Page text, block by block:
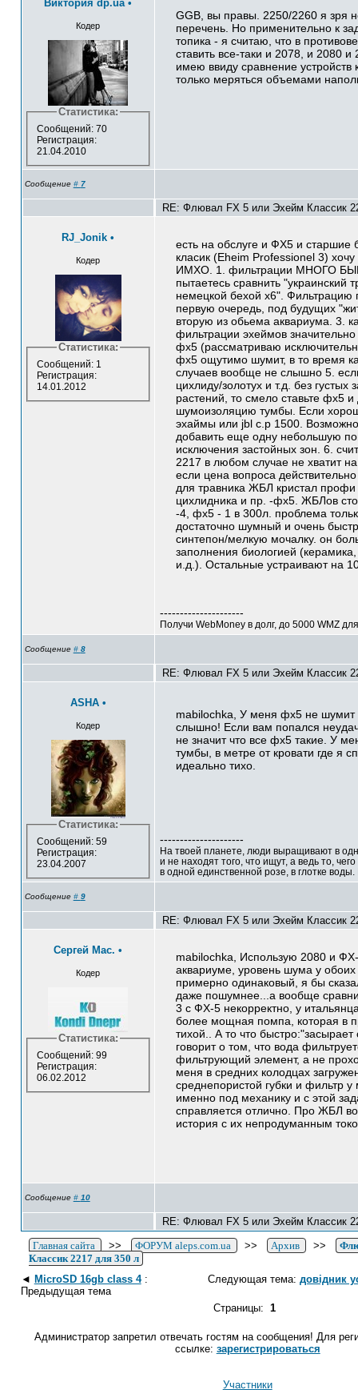
Виктория dp.ua •
Кодер
Статистика:
Сообщений: 70
Регистрация:
21.04.2010
GGB, вы правы. 2250/2260 я зря
перечень. Но применительно к
топика - я считаю, что в
ставить все-таки и 2078, и 2080
имею ввиду сравнение устройств
только меряться объемами
Сообщение # 7
RE: Флювал FX 5 или Эхейм Классик
RJ_Jonik •
Кодер
Статистика:
Сообщений: 1
Регистрация:
14.01.2012
есть на обслуге и ФХ5 и старшие
класик (Eheim Professionel 3) хочу
ИМХО. 1. фильтрации МНОГО
пытаетесь сравнить "украинский
немецкой бехой х6". Фильтрацию
первую очередь, под будущих
вторую из обьема аквариума. 3.
фильтрации эхеймов
фх5 (рассматриваю
фх5 ощутимо шумит, в то время
случаев вообще не слышно 5.
цихлиду/золотух и т.д. без густых
растений, то смело ставьте фх5 и
шумоизоляцию тумбы. Если
эхаймы или jbl c.p 1500.
добавить еще одну небольшую
исключения застойных зон. 6.
2217 в любом случае не хватит
если цена вопроса
для травника ЖБЛ кристал
цихлидника и пр. -фх5. ЖБЛов
-4, фх5 - 1 в 300л. проблема
достаточно шумный и очень
синтепон/мелкую мочалку. он
заполнения биологией
и.д.). Остальные устраивают на
---------------------
Получи WebMoney в долг, до 5000 WMZ
Сообщение # 8
RE: Флювал FX 5 или Эхейм Классик
ASHA •
Кодер
Статистика:
Сообщений: 59
Регистрация:
23.04.2007
mabilochka, У меня фх5 не шумит
слышно! Если вам попался
не значит что все фх5 такие. У
тумбы, в метре от кровати где я
идеально тихо.
---------------------
На твоей планете, люди выращивают в
и не находят того, что ищут, а ведь то,
в одной единственной розе, в глотке
Сообщение # 9
RE: Флювал FX 5 или Эхейм Классик
Сергей Мас. •
Кодер
Статистика:
Сообщений: 99
Регистрация:
06.02.2012
mabilochka, Использую 2080 и
аквариуме, уровень шума у
примерно одинаковый, я бы
даже пошумнее...а вообще
3 с ФХ-5 некорректно, у
более мощная помпа, которая в
тихой.. А то что быстро:"засырает
говорит о том, что вода
фильтрующий элемент, а не
меня в средних колодцах
среднепористой губки и фильтр у
именно под механику и с этой
справляется отлично. Про ЖБЛ
история с их непродуманным
Сообщение # 10
RE: Флювал FX 5 или Эхейм Классик
Главная сайта
>> ФОРУМ aleps.com.ua >> Архив >>
Классик 2217 для 350 л
◄ MicroSD 16gb class 4:
Предыдущая тема
Следующая тема: довідник
Страницы: 1
Администратор запретил отвечать гостям на сообщения! Для
ссылке: зарегистрироваться
Участники